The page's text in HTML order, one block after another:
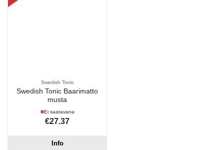
Swedish Tonic
Swedish Tonic Baarimatto
musta
Ei saatavana
€27.37
Info